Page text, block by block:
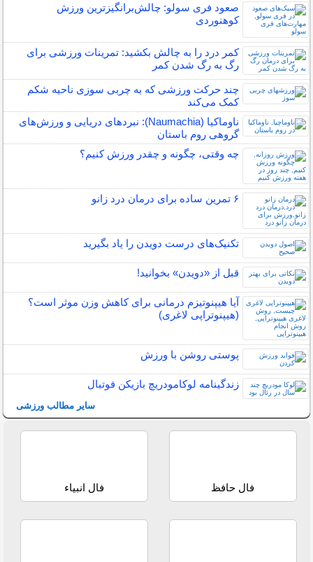
صعود فری سولو: چالش‌برانگیزترین ورزش
کوهنوردی
کمر درد را به چالش بکشید: تمرینات ورزشی برای
رگ به رگ شدن کمر
چند حرکت ورزشی که به چربی سوزی ناحیه شکم
کمک می‌کند
ناوماکیا (Naumachia): نبردهای دریایی و ورزش‌های
گروهی روم باستان
چه وقتی، چگونه و چقدر ورزش کنیم؟
۶ تمرین ساده برای درمان درد زانو
تکنیک‌های درست دویدن را یاد بگیرید
قبل از «دویدن» بخوانید!
آیا هیپنوتیزم درمانی برای کاهش وزن موثر است؟
(هیپنوتراپی لاغری)
پوستی روشن با ورزش
زندگینامه لوکامودریچ بازیکن فوتبال
سایر مطالب ورزشی
فال حافظ فال انبیاء